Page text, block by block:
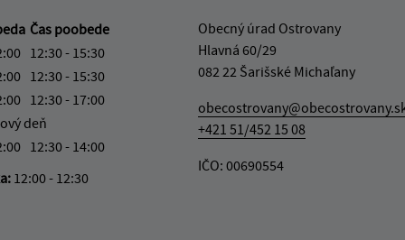
Čas poobede
12:30 - 15:30
12:30 - 15:30
12:30 - 17:00
deň
12:30 - 14:00
12:00 - 12:30
Obecný úrad Ostrovany
Hlavná 60/29
082 22 Šarišské Michaľany
+421 51/452 15 08
IČO: 00690554